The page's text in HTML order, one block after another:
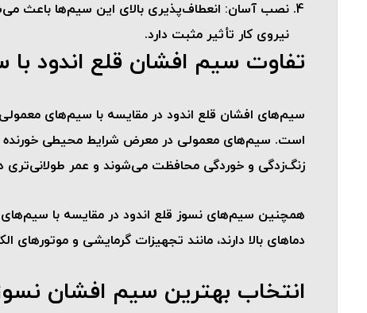
نصب آسان: انعطاف‌پذیری بالای این سیم‌ها باعث
نیروی کار تأثیر مثبت دارد.
تفاوت سیم افشان قلع اندود با
سیم‌های افشان قلع اندود در مقایسه با سیم‌های معمولی
است. سیم‌های معمولی در معرض شرایط محیطی خورنده
زنگ‌زدگی و خوردگی محافظت می‌شوند و عمر طولانی‌تری
همچنین سیم‌های نسوز قلع اندود در مقایسه با سیم‌های
دماهای بالا دارند، مانند تجهیزات گرمایشی و موتورهای
انتخاب بهترین سیم افشان